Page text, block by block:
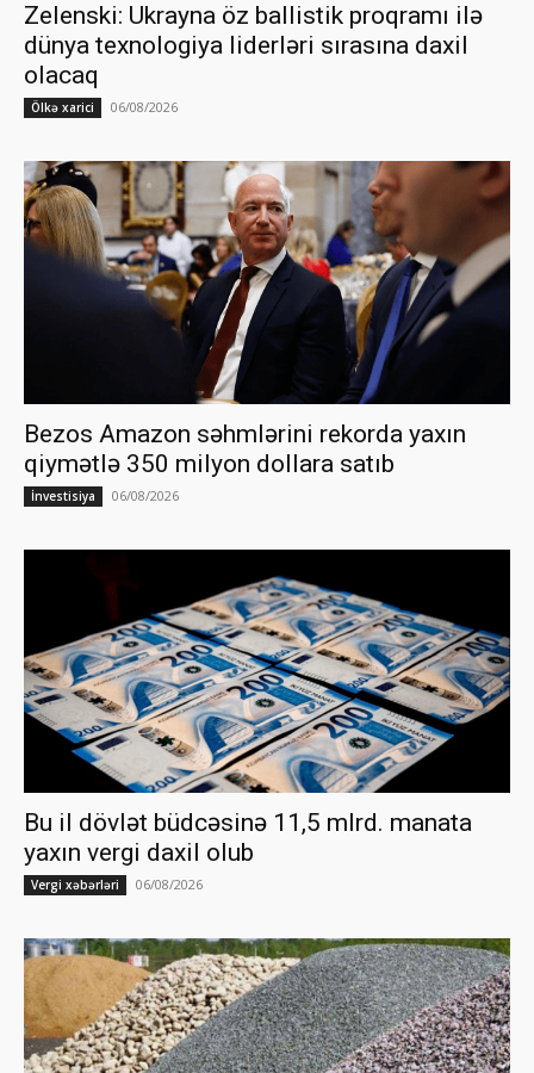
Zelenski: Ukrayna öz ballistik proqramı ilə
dünya texnologiya liderləri sırasına daxil
olacaq
Ölkə xarici 06/08/2026
Bezos Amazon səhmlərini rekorda yaxın
qiymətlə 350 milyon dollara satıb
İnvestisiya 06/08/2026
Bu il dövlət büdcəsinə 11,5 mlrd. manata
yaxın vergi daxil olub
Vergi xəbərləri 06/08/2026